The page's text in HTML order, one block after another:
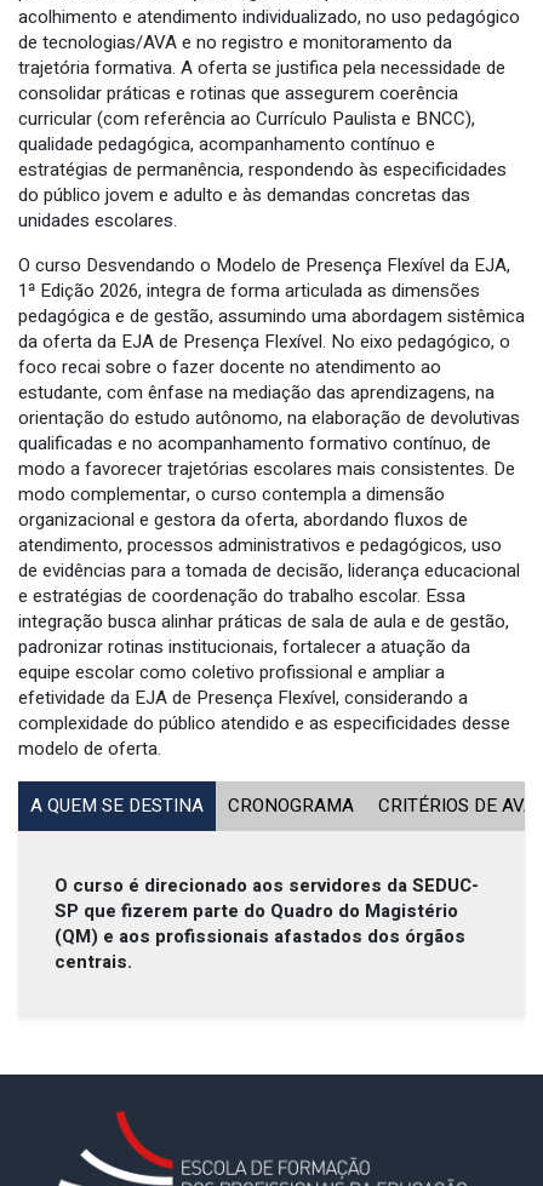
acolhimento e atendimento individualizado, no uso pedagógico
de tecnologias/AVA e no registro e monitoramento da
trajetória formativa. A oferta se justifica pela necessidade de
consolidar práticas e rotinas que assegurem coerência
curricular (com referência ao Currículo Paulista e BNCC),
qualidade pedagógica, acompanhamento contínuo e
estratégias de permanência, respondendo às especificidades
do público jovem e adulto e às demandas concretas das
unidades escolares.
O curso Desvendando o Modelo de Presença Flexível da EJA,
1ª Edição 2026, integra de forma articulada as dimensões
pedagógica e de gestão, assumindo uma abordagem sistêmica
da oferta da EJA de Presença Flexível. No eixo pedagógico, o
foco recai sobre o fazer docente no atendimento ao
estudante, com ênfase na mediação das aprendizagens, na
orientação do estudo autônomo, na elaboração de devolutivas
qualificadas e no acompanhamento formativo contínuo, de
modo a favorecer trajetórias escolares mais consistentes. De
modo complementar, o curso contempla a dimensão
organizacional e gestora da oferta, abordando fluxos de
atendimento, processos administrativos e pedagógicos, uso
de evidências para a tomada de decisão, liderança educacional
e estratégias de coordenação do trabalho escolar. Essa
integração busca alinhar práticas de sala de aula e de gestão,
padronizar rotinas institucionais, fortalecer a atuação da
equipe escolar como coletivo profissional e ampliar a
efetividade da EJA de Presença Flexível, considerando a
complexidade do público atendido e as especificidades desse
modelo de oferta.
A QUEM SE DESTINA CRONOGRAMA CRITÉRIOS DE
O curso é direcionado aos servidores da SEDUC-
SP que fizerem parte do Quadro do Magistério
(QM) e aos profissionais afastados dos órgãos
centrais.